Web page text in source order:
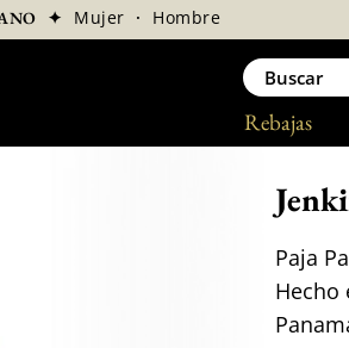
Rebajas
✦ Mujer · Hombre
Paja
Hecho